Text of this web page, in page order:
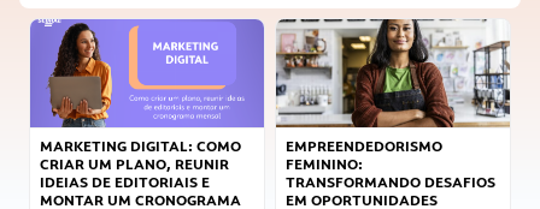
MARKETING DIGITAL: COMO
CRIAR UM PLANO, REUNIR
IDEIAS DE EDITORIAIS E
MONTAR UM CRONOGRAMA
EMPREENDEDORISMO
FEMININO:
TRANSFORMANDO DESAFIOS
EM OPORTUNIDADES